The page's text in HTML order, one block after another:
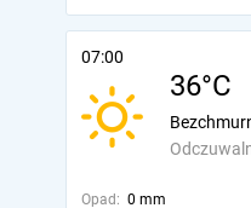
07:00
36°C
Opad: 0 mm